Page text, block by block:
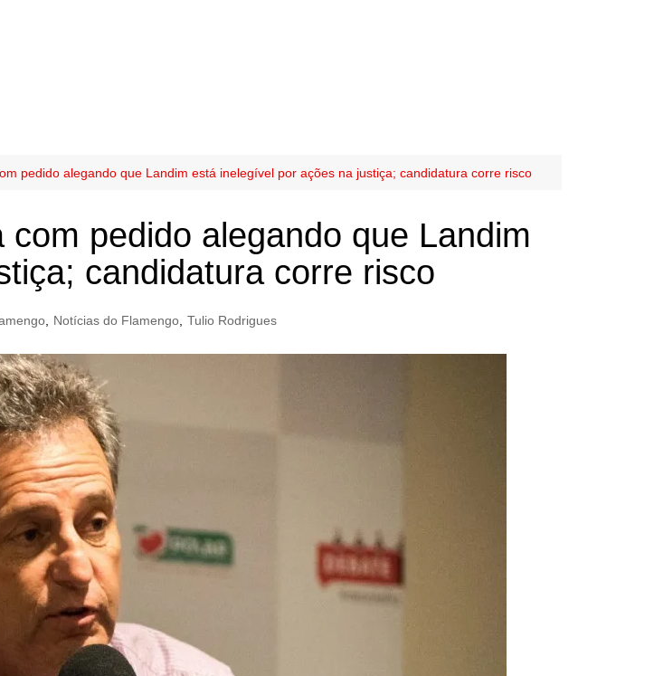
pedido alegando que Landim está inelegível por ações na justiça; candidatura corre risco
pedido alegando que Landim
candidatura corre risco
Notícias do Flamengo Tulio Rodrigues